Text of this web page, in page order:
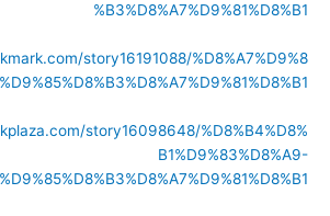
%B3%D8%A7%D9%81%D8%B1
story16191088/%D8%A7%D9%8
story16098648/%D8%B4%D8%
B1%D9%83%D8%A9-